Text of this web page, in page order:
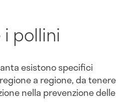
pollini
esistono specifici
a regione, da tenere
nella prevenzione delle